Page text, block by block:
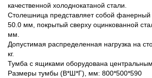
качественной холоднокатаной стали.
Столешница представляет собой фанерный
50.0 мм, покрытый сверху оцинкованной
мм.
Допустимая распределенная нагрузка на
кг.
Тумба с ящиками оборудована
Размеры тумбы (В*Ш*Г), мм: 800*500*590